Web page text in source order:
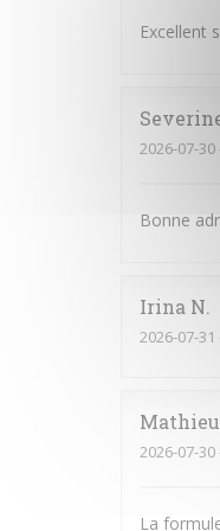
Excellent
2026-07-30
Bonne
Irina N
2026-07-31
Mathieu
2026-07-30
La